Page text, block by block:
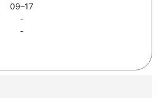
09–17
-
-